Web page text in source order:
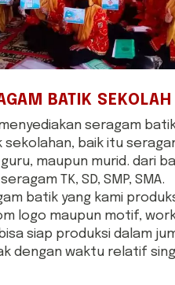
BATIK SEKOLAH
menyediakan seragam
sekolahan, baik itu
maupun murid. dari
TK, SD, SMP, SMA.
batik yang kami
logo maupun motif,
siap produksi dalam
dengan waktu relatif